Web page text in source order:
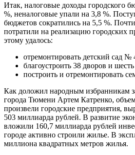
Итак, налоговые доходы городского
%, неналоговые упали на 3,8 %.
бюджетов сократились на 5,5 %.
потратили на реализацию городских
этому удалось:
отремонтировать детский сад
благоустроить 38 дворов и
построить и отремонтировать
Как доложил народным избранникам
города Тюмени Артем Катренко,
произвели городские предприятия,
503 миллиарда рублей. В развитие
вложили 160,7 миллиарда рублей
городе активно строили жилье. В
миллиона квадратных метров жилья.